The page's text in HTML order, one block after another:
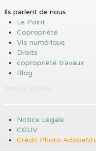
Ils parlent de nous
Le Point
Copropriété
Vie numérique
Droits
copropriété travaux
Blog
Notice Légale
CGUV
Crédit Photo